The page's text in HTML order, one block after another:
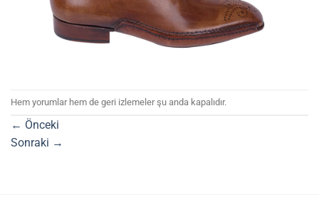
Hem yorumlar hem de geri izlemeler şu anda kapalıdır.
← Önceki
Sonraki →